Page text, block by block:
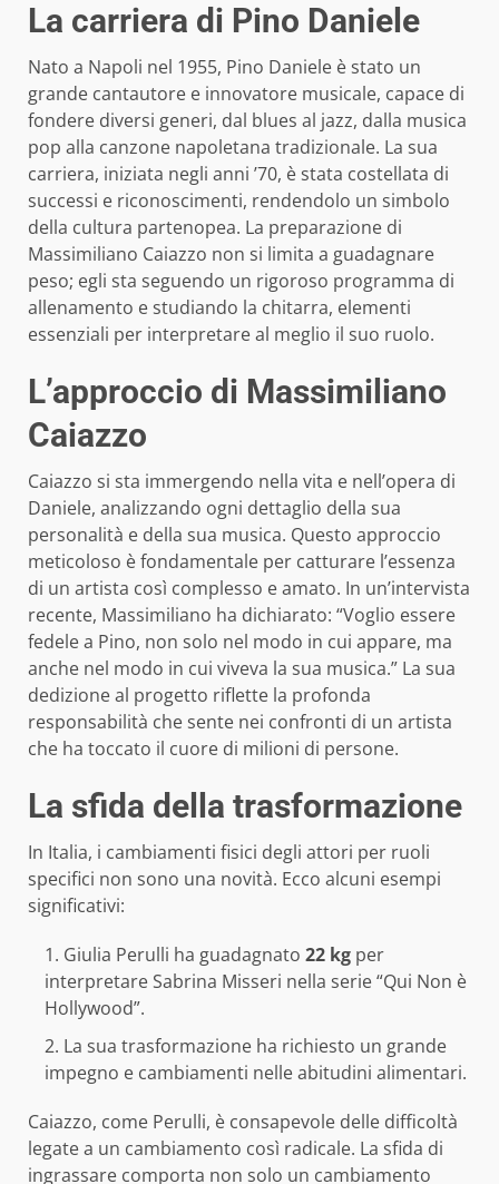
La carriera di Pino Daniele
Nato a Napoli nel 1955, Pino Daniele è stato un
grande cantautore e innovatore musicale, capace di
fondere diversi generi, dal blues al jazz, dalla musica
pop alla canzone napoletana tradizionale. La sua
carriera, iniziata negli anni ’70, è stata costellata di
successi e riconoscimenti, rendendolo un simbolo
della cultura partenopea. La preparazione di
Massimiliano Caiazzo non si limita a guadagnare
peso; egli sta seguendo un rigoroso programma di
allenamento e studiando la chitarra, elementi
essenziali per interpretare al meglio il suo ruolo.
L’approccio di Massimiliano
Caiazzo
Caiazzo si sta immergendo nella vita e nell’opera di
Daniele, analizzando ogni dettaglio della sua
personalità e della sua musica. Questo approccio
meticoloso è fondamentale per catturare l’essenza
di un artista così complesso e amato. In un’intervista
recente, Massimiliano ha dichiarato: “Voglio essere
fedele a Pino, non solo nel modo in cui appare, ma
anche nel modo in cui viveva la sua musica.” La sua
dedizione al progetto riflette la profonda
responsabilità che sente nei confronti di un artista
che ha toccato il cuore di milioni di persone.
La sfida della trasformazione
In Italia, i cambiamenti fisici degli attori per ruoli
specifici non sono una novità. Ecco alcuni esempi
significativi:
Giulia Perulli ha guadagnato 22 kg per
interpretare Sabrina Misseri nella serie “Qui Non è
Hollywood”.
La sua trasformazione ha richiesto un grande
impegno e cambiamenti nelle abitudini alimentari.
Caiazzo, come Perulli, è consapevole delle difficoltà
legate a un cambiamento così radicale. La sfida di
ingrassare comporta non solo un cambiamento